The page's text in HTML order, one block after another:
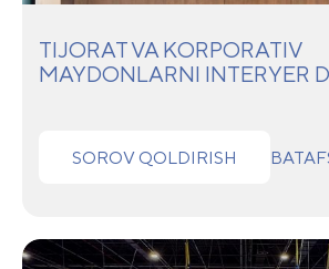
TIJORAT VA KORPORATIV
MAYDONLARNI INTERYER
SOROV QOLDIRISH